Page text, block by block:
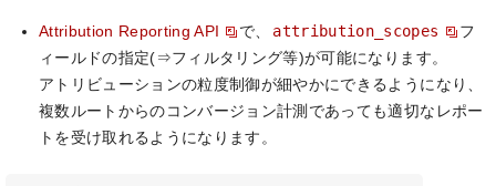
Attribution Reporting API で、 attribution_scopes
フ
ィールドの指定(⇒フィルタリング等)が可能になります。
アトリビューションの粒度制御が細やかにできるようになり、
複数ルートからのコンバージョン計測であっても適切なレポー
トを受け取れるようになります。